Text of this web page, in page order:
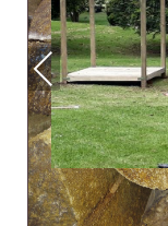
Previous